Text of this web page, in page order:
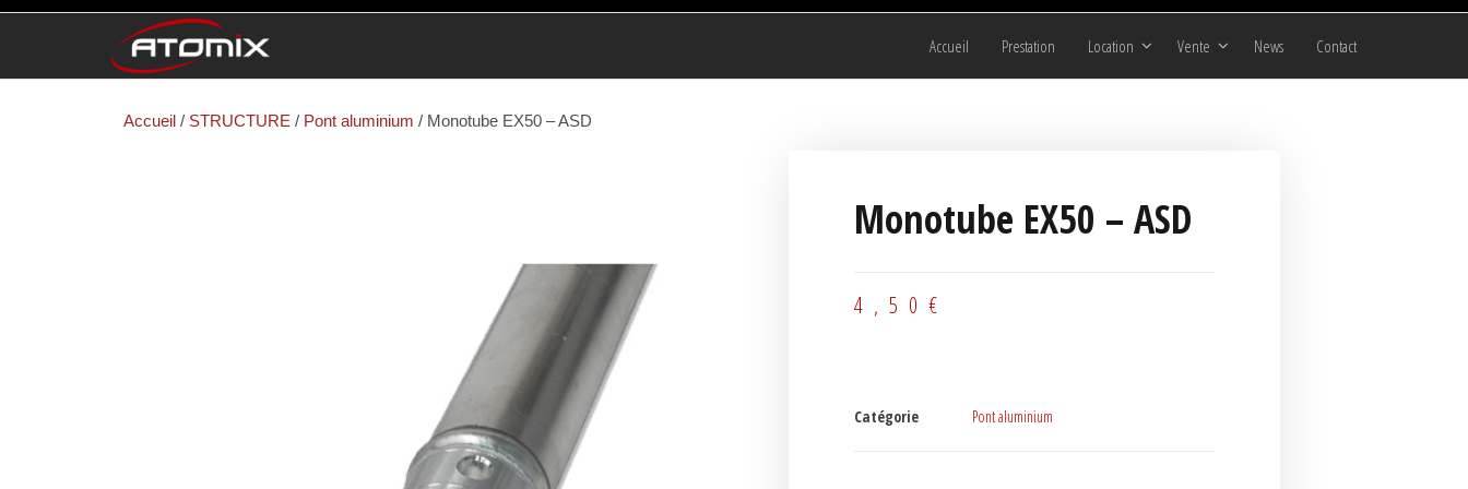
Accueil Prestation Location Vente News Contact
Accueil / STRUCTURE / Pont aluminium / Monotube EX50 – ASD
Monotube EX50 – ASD
4,50 €
Catégorie Pont aluminium